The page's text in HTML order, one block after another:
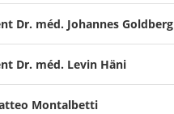
Dr. méd. Johannes Goldberg
Dr. méd. Levin Häni
Montalbetti